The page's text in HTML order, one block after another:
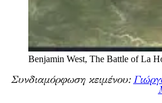
Benjamin West, The Battle of La
Συνδιαμόρφωση κειμένου: